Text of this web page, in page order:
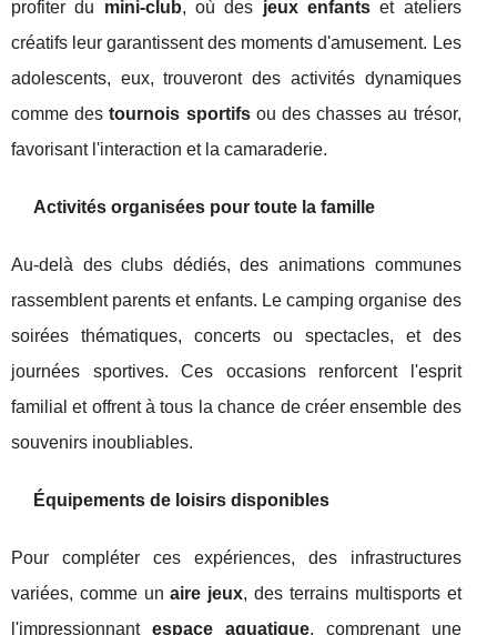
profiter du mini-club, où des jeux enfantset ateliers
créatifs leur garantissent des moments d'amusement. Les
adolescents, eux, trouveront des activités dynamiques
comme destournois sportifsou des chasses au trésor,
favorisant l'interaction et la camaraderie.
Activités organisées pour toute la famille
Au-delà des clubs dédiés, des animations communes
rassemblent parents et enfants. Le camping organise des
soirées thématiques, concerts ou spectacles, et des
journées sportives. Ces occasions renforcent l'esprit
familial et offrent à tous la chance de créer ensemble des
souvenirs inoubliables.
Équipements de loisirs disponibles
Pour compléter ces expériences, des infrastructures
variées, comme unaire jeux, des terrains multisports et
l'impressionnant espace aquatique, comprenant une